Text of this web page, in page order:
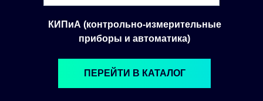
КИПиА (контрольно-измерительные
приборы и автоматика)
ПЕРЕЙТИ В КАТАЛОГ